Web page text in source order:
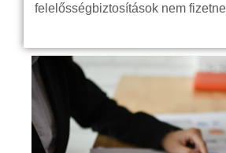
felelősségbiztosítások nem